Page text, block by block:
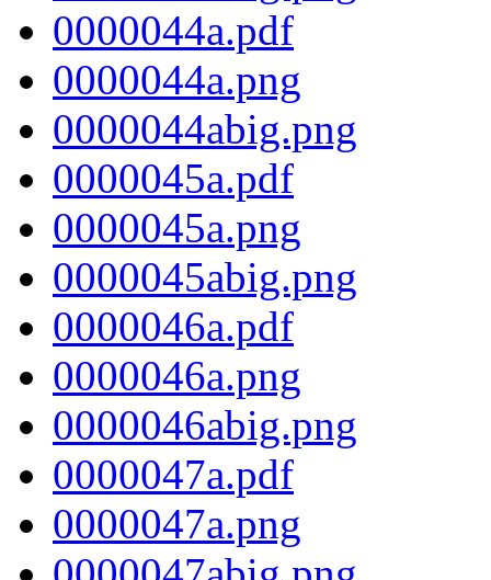
0000044a.pdf
0000044a.png
0000044abig.png
0000045a.pdf
0000045a.png
0000045abig.png
0000046a.pdf
0000046a.png
0000046abig.png
0000047a.pdf
0000047a.png